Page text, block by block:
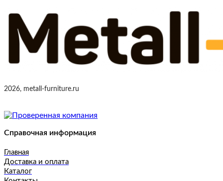
2026, metall-furniture.ru
Справочная информация
Главная
Доставка и оплата
Каталог